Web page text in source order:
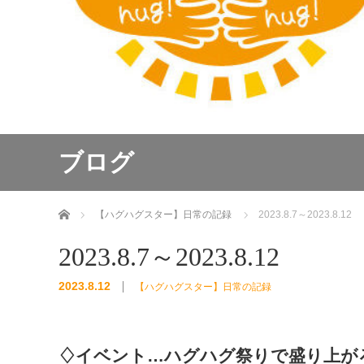
ブログ
ホーム 【ハグハグスター】日常の記録 2023.8.7～2023.8.12
2023.8.7～2023.8.12
2023.8.12 【ハグハグスター】日常の記録
♢イベント…ハグハグ祭りで盛り上が